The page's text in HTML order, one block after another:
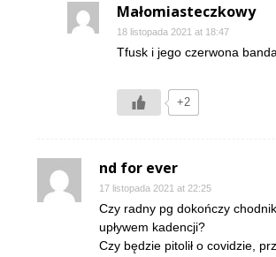
Małomiasteczkowy
18 listopada 2021 at 18:47
Tfusk i jego czerwona banda.
+2
nd for ever
17 listopada 2021 at 22:25
Czy radny pg dokończy
upływem kadencji?
Czy będzie pitolił o covidzie,